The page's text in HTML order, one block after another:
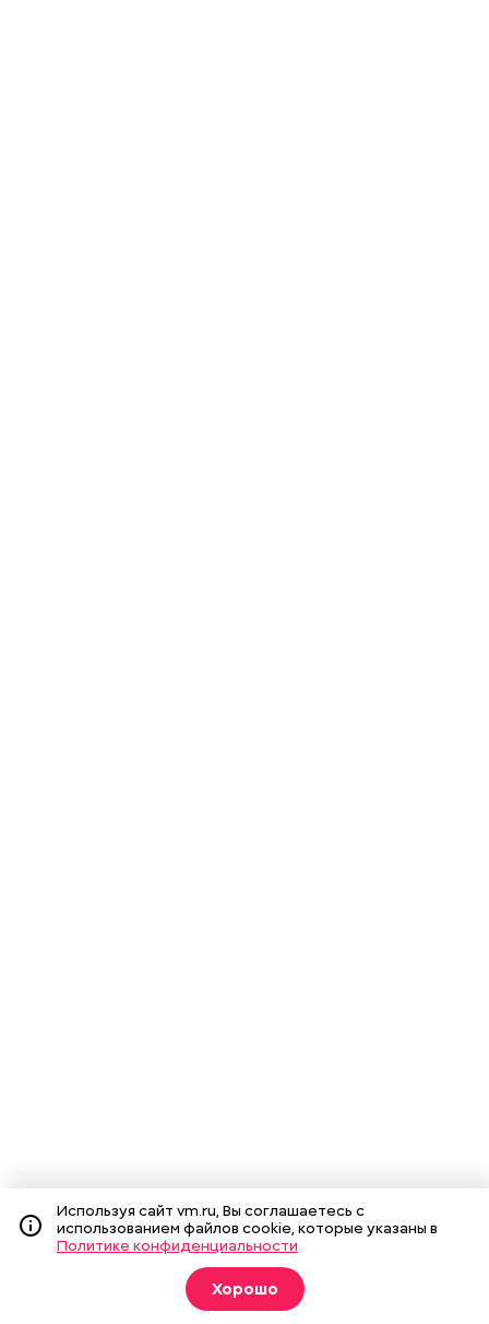
Используя сайт vm.ru, Вы соглашаетесь с
использованием файлов cookie, которые указаны в
Политике конфиденциальности
Хорошо